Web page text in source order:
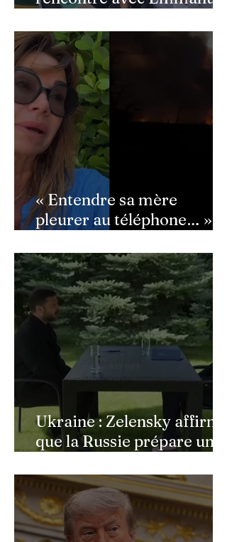
semé la panique dans son
équipe
« Entendre sa mère
pleurer au téléphone… » :
bouleversée par les
incendies du Cap-Ferret,
son témoignage poignant
Ukraine : Zelensky affirme
que la Russie prépare une
militaire à l'automne